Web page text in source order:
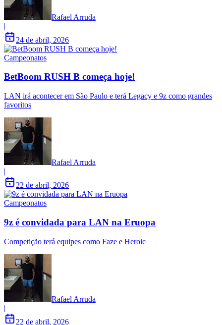
Rafael Arruda
|
24 de abril, 2026
Campeonatos
BetBoom RUSH B começa hoje!
LAN irá acontecer em São Paulo e terá Legacy e 9z como grandes
favoritos
Rafael Arruda
|
22 de abril, 2026
Campeonatos
9z é convidada para LAN na Eruopa
Competição terá equipes como Faze e Heroic
Rafael Arruda
|
22 de abril, 2026